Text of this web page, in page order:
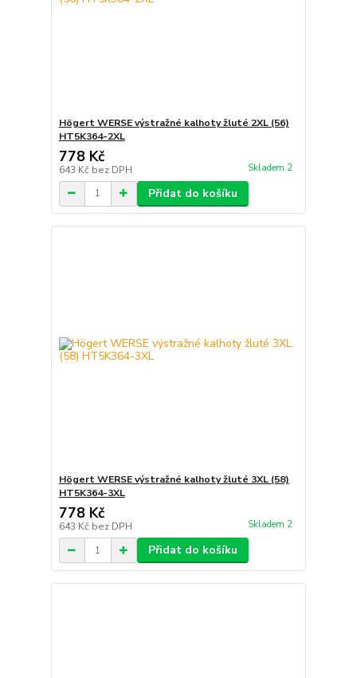
Högert WERSE výstražné kalhoty žluté 2XL (56)
HT5K364-2XL
778 Kč
643 Kč bez DPH Skladem 2
Přidat do košíku
Högert WERSE výstražné kalhoty žluté 3XL (58)
HT5K364-3XL
778 Kč
643 Kč bez DPH Skladem 2
Přidat do košíku